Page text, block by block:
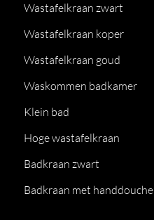
Wastafelkraan zwart
Wastafelkraan koper
Wastafelkraan goud
Waskommen badkamer
Klein bad
Hoge wastafelkraan
Badkraan zwart
Badkraan met handdouche